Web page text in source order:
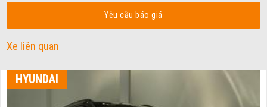
Yêu cầu báo giá
Xe liên quan
HYUNDAI